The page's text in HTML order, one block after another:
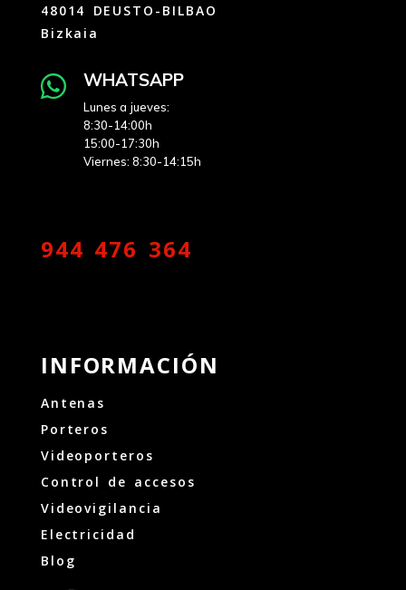
48014 DEUSTO-BILBAO
Bizkaia
 WHATSAPP
Lunes a jueves:
8:30-14:00h
15:00-17:30h
Viernes: 8:30-14:15h
944 476 364
INFORMACIÓN
Antenas
Porteros
Videoporteros
Control de accesos
Videovigilancia
Electricidad
Blog